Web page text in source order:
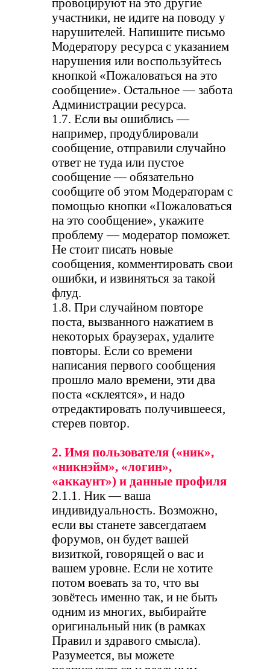
провоцируют на это другие
участники, не идите на поводу у
нарушителей. Напишите письмо
Модератору ресурса с указанием
нарушения или воспользуйтесь
кнопкой «Пожаловаться на это
сообщение». Остальное — забота
Администрации ресурса.
1.7. Если вы ошиблись —
например, продублировали
сообщение, отправили случайно
ответ не туда или пустое
сообщение — обязательно
сообщите об этом Модераторам с
помощью кнопки «Пожаловаться
на это сообщение», укажите
проблему — модератор поможет.
Не стоит писать новые
сообщения, комментировать свои
ошибки, и извиняться за такой
флуд.
1.8. При случайном повторе
поста, вызванного нажатием в
некоторых браузерах, удалите
повторы. Если со времени
написания первого сообщения
прошло мало времени, эти два
поста «склеятся», и надо
отредактировать получившееся,
стерев повтор.
2. Имя пользователя («ник»,
«никнэйм», «логин»,
«аккаунт») и данные профиля
2.1.1. Ник — ваша
индивидуальность. Возможно,
если вы станете завсегдатаем
форумов, он будет вашей
визиткой, говорящей о вас и
вашем уровне. Если не хотите
потом воевать за то, что вы
зовётесь именно так, и не быть
одним из многих, выбирайте
оригинальный ник (в рамках
Правил и здравого смысла).
Разумеется, вы можете